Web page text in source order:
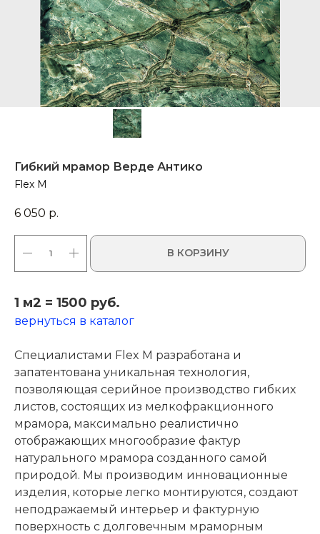
Гибкий мрамор Верде Антико
Flex M
6 050 р.
В КОРЗИНУ
1 м2 = 1500 руб.
вернуться в каталог
Специалистами Flex M разработана и
запатентована уникальная технология,
позволяющая серийное производство гибких
листов, состоящих из мелкофракционного
мрамора, максимально реалистично
отображающих многообразие фактур
натурального мрамора созданного самой
природой. Мы производим инновационные
изделия, которые легко монтируются, создают
неподражаемый интерьер и фактурную
поверхность с долговечным мраморным